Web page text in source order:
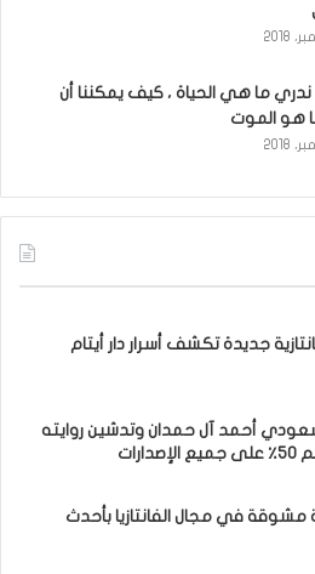
ندري ما هي الحياة ، كيف يمكننا أن
هو الموت
جديدة تكشف أسرار دار أيتام
أحمد آل حمدان وتدشين روايته
مشوقة في مجال الفانتازيا بأحدث